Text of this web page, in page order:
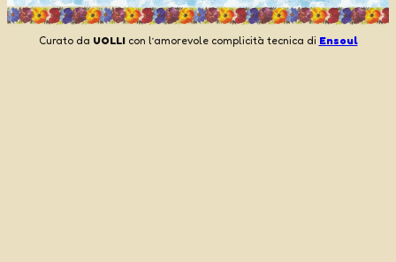
Curato da UOLLIcon l’amorevole complicità tecnica di Ensoul